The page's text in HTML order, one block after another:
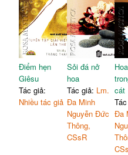
Điểm hẹn
Giêsu
Tác giả:
Nhiều tác giả
Sỏi đá nở
hoa
Tác giả: Lm.
Đa Minh
Nguyễn Đức
Thông,
CSsR
cát
Đa